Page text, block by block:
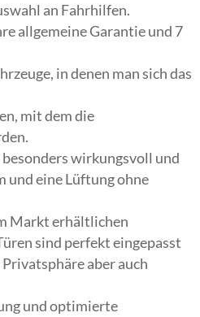
an Fahrhilfen.
allgemeine Garantie und 7
in denen man sich das
mit dem die
wirkungsvoll und
und eine Lüftung ohne
Markt erhältlichen
sind perfekt eingepasst
aber auch
und optimierte